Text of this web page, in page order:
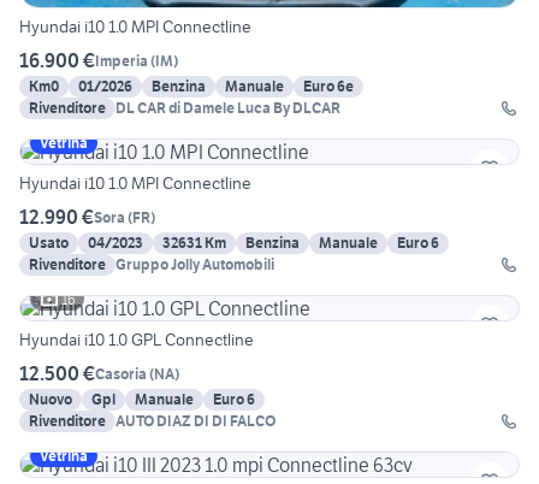
Hyundai i10 1.0 MPI Connectline
16.900 €Imperia (IM)
Km0
01/2026 Benzina Manuale
Euro 6e
Rivenditore DL CAR di Damele Luca By DLCAR
Vetrina
Hyundai i10 1.0 MPI Connectline
12.990 €Sora (FR)
Usato
04/2023 32631 Km Benzina Manuale
Euro 6
Rivenditore Gruppo Jolly Automobili
16
Hyundai i10 1.0 GPL Connectline
12.500 €Casoria (NA)
Nuovo
Gpl Manuale
Euro 6
Rivenditore AUTO DIAZ DI DI FALCO
Vetrina